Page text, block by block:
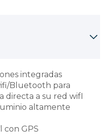
integradas
Bluetooth para
directa a su red wifI
altamente
con GPS